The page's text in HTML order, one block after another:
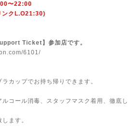
〜22:00
ンクL.O21:30)
Ticket】参加店です。
6101/
カップでお持ち帰りできます。
コール消毒、スタッフマスク着用、徹底し
ます。